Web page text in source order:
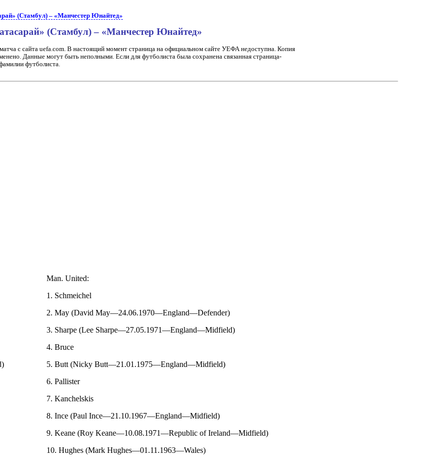
(Стамбул) – «Манчестер Юнайтед»
(Стамбул) – «Манчестер Юнайтед»
с сайта uefa.com. В настоящий момент страница на официальном сайте УЕФА недоступна. Копия
Данные могут быть неполными. Если для футболиста была сохранена связанная страница-
футболиста.
Man. United:
1. Schmeichel
2. May (David May—24.06.1970—England—Defender)
3. Sharpe (Lee Sharpe—27.05.1971—England—Midfield)
4. Bruce
5. Butt (Nicky Butt—21.01.1975—England—Midfield)
6. Pallister
7. Kanchelskis
8. Ince (Paul Ince—21.10.1967—England—Midfield)
9. Keane (Roy Keane—10.08.1971—Republic of Ireland—Midfield)
10. Hughes (Mark Hughes—01.11.1963—Wales)